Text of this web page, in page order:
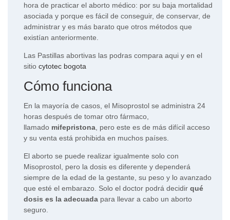
hora de practicar el aborto médico: por su baja mortalidad
asociada y porque es fácil de conseguir, de conservar, de
administrar y es más barato que otros métodos que
existían anteriormente.
Las Pastillas abortivas las podras compara aqui y en el
sitio cytotec bogota
Cómo funciona
En la mayoría de casos, el Misoprostol se administra 24
horas después de tomar otro fármaco,
llamado mifepristona , pero este es de más difícil acceso
y su venta está prohibida en muchos países.
El aborto se puede realizar igualmente solo con
Misoprostol, pero la dosis es diferente y dependerá
siempre de la edad de la gestante, su peso y lo avanzado
que esté el embarazo. Solo el doctor podrá decidir qué
dosis es la adecuada para llevar a cabo un aborto
seguro.